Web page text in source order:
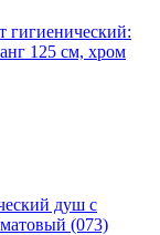
125 см, хром
душ с
(073)